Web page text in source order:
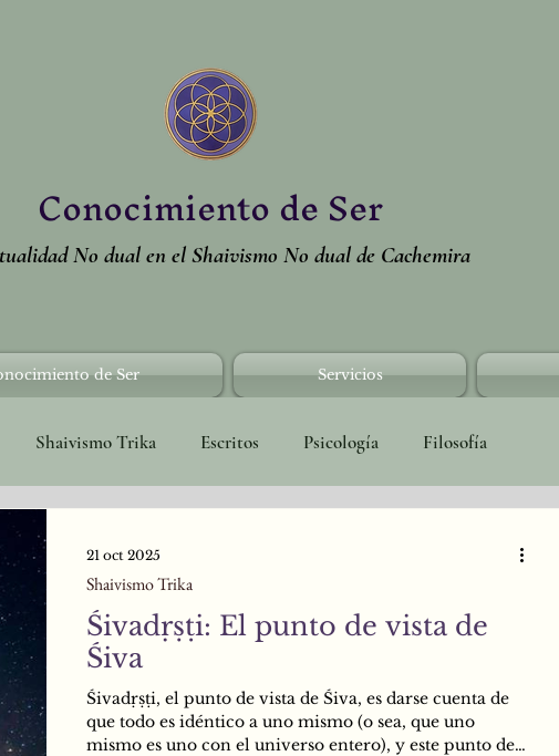
Conocimiento de Ser
No dual en el Shaivismo No dual de Cachemira
de Ser Servicios
Shaivismo Trika Escritos Psicología Filosofía
Śivadṛṣṭi: El punto de vista de
Śiva
Śivadṛṣṭi, el punto de vista de Śiva, es darse cuenta de
que todo es idéntico a uno mismo (o sea, que uno
mismo es uno con el universo entero), y este punto de
Shaivismo Trika
21 oct 2025